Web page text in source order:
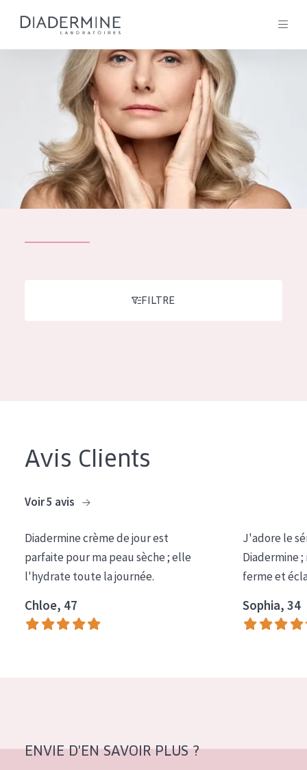
SOLUTIONS POUR LA PEAU
TYPE DE PRODUIT
Crème pour les Yeux
Sérum
COLLECTION
TOUS LES PRODUIT
Tous les Produit
ACCUEIL
Composition
À propos
Conseils Beauté
FILTRE
Avis Clients
Voir 5 avis
Diadermine crème de jour est
parfaite pour ma peau sèche ; elle
l'hydrate toute la journée.
Chloe, 47
J'adore le
Diadermine
ferme et
Sophia, 34
ENVIE D'EN SAVOIR PLUS ?